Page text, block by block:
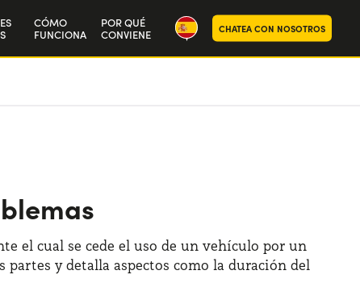
CÓMO
FUNCIONA
POR QUÉ
CONVIENE CHATEA CON NOSOTROS
el cual se cede el uso de un vehículo por un
partes y detalla aspectos como la duración del